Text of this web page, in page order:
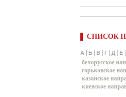
СПИСОК
А Б В Г Д Е
белорусское
горьковское
казанское
киевское